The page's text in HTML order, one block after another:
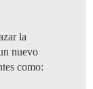
la
nuevo
como: